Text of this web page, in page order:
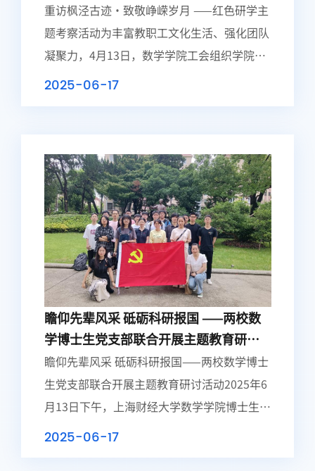
重访枫泾古迹・致敬峥嵘岁月 ——红色研学主
题考察活动为丰富教职工文化生活、强化团队
凝聚力，4月13日，数学学院工会组织学院教
师赴金山开展自然探索与红色文化研学活动，
2025-06-17
瞻仰先辈风采 砥砺科研报国 ——两校数
学博士生党支部联合开展主题教育研讨
活动
瞻仰先辈风采 砥砺科研报国——两校数学博士
生党支部联合开展主题教育研讨活动2025年6
月13日下午，上海财经大学数学学院博士生党
支部与复旦大学数学科学学院博士生第二党支
2025-06-17